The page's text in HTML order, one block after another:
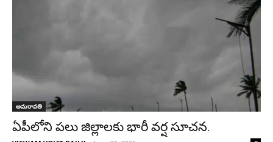
అమరావతి
ఏపీలోని పలు జిల్లాలకు భారీ వర్ష సూచన.